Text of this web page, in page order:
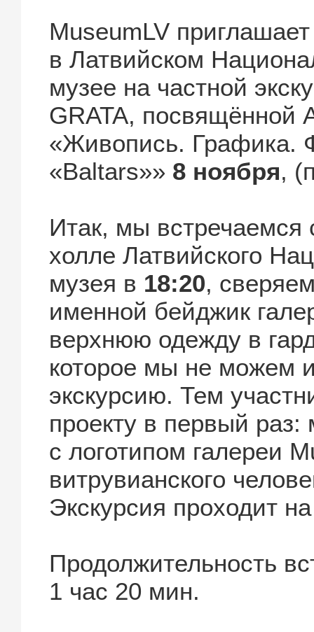
MuseumLV
в Латвийском
музее на частной
GRATA, посвящённой
«Живопись. Графика.
«Baltars»» 8 ноября,
Итак, мы
холле Латвийского
музея в 18:20,
именной бейджик
верхнюю одежду в
которое мы не можем
экскурсию. Тем
проекту в первый
с логотипом галереи
витрувианского
Экскурсия проходит
Продолжительность
1 час 20 мин.